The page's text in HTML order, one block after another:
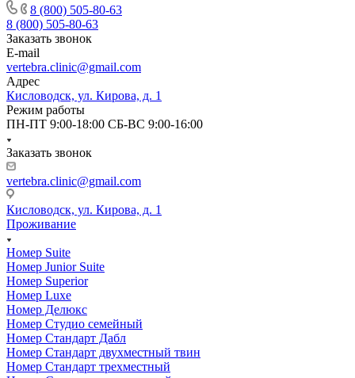
8 (800) 505-80-63
8 (800) 505-80-63
Заказать звонок
E-mail
vertebra.clinic@gmail.com
Адрес
Кисловодск, ул. Кирова, д. 1
Режим работы
ПН-ПТ 9:00-18:00 СБ-ВС 9:00-16:00
Заказать звонок
vertebra.clinic@gmail.com
Кисловодск, ул. Кирова, д. 1
Проживание
Номер Suite
Номер Junior Suite
Номер Superior
Номер Luxe
Номер Делюкс
Номер Студио семейный
Номер Стандарт Дабл
Номер Стандарт двухместный твин
Номер Стандарт трехместный